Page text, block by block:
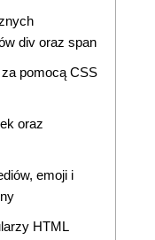
div oraz span
pomocą CSS
oraz
emoji i
HTML